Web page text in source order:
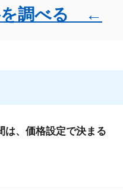
調べる ←
は、価格設定で決まる